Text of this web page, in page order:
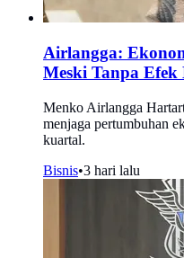
Airlangga:
Meski Tanpa Efek
Menko Airlangga
menjaga pertumbuhan
kuartal.
Bisnis•3 hari lalu